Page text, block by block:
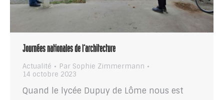
Journées nationales de l’architecture
Actualité Par Sophie Zimmermann
14 octobre 2023
Quand le lycée Dupuy de Lôme nous est